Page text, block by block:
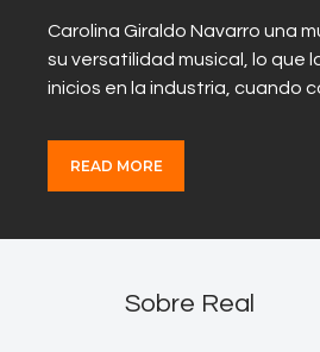
Carolina Giraldo Navarro una
su versatilidad musical, lo que
inicios en la industria, cuando
READ MORE
Sobre Real